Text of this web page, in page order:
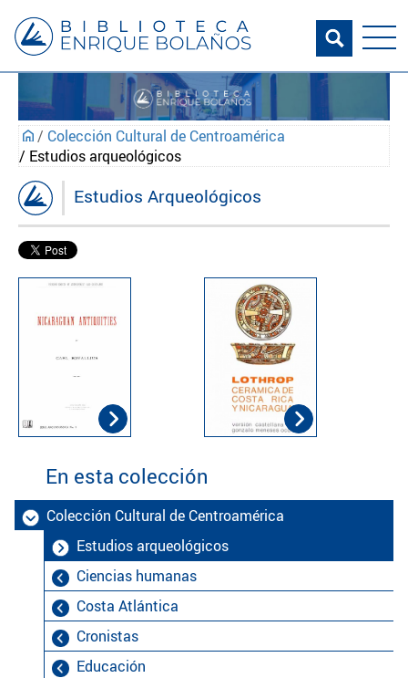
/ Colección Cultural de Centroamérica
/ Estudios arqueológicos
Estudios Arqueológicos
En esta colección
Colección Cultural de Centroamérica
Ciencias humanas
Costa Atlántica
Cronistas
Educación
Estudios arqueológicos